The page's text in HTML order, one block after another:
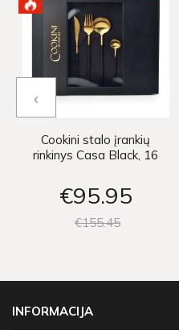
Cookini stalo įrankių
rinkinys Casa Black, 16
€95 95
€15545
‹
INFORMACIJA